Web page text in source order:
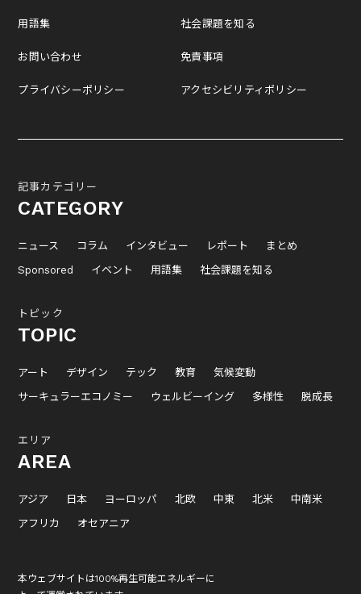
用語集
お問い合わせ
プライバシーポリシー
社会課題を知る
免責事項
アクセシビリティポリシー
記事カテゴリー
CATEGORY
ニュース コラム インタビュー レポート
まとめ
Sponsored
イベント 用語集 社会課題を知る
トピック
TOPIC
アート デザイン テック 教育
気候変動
サーキュラーエコノミー
ウェルビーイング 多様性 脱成長
エリア
AREA
アジア 日本 ヨーロッパ 北欧 中東 北米
中南米
アフリカ
オセアニア
本ウェブサイトは100%再生可能エネルギーに